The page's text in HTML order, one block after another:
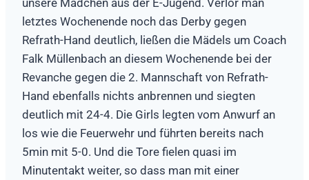
unsere Mädchen aus der E-Jugend. Verlor man
letztes Wochenende noch das Derby gegen
Refrath-Hand deutlich, ließen die Mädels um Coach
Falk Müllenbach an diesem Wochenende bei der
Revanche gegen die 2. Mannschaft von Refrath-
Hand ebenfalls nichts anbrennen und siegten
deutlich mit 24-4. Die Girls legten vom Anwurf an
los wie die Feuerwehr und führten bereits nach
5min mit 5-0. Und die Tore fielen quasi im
Minutentakt weiter, so dass man mit einer